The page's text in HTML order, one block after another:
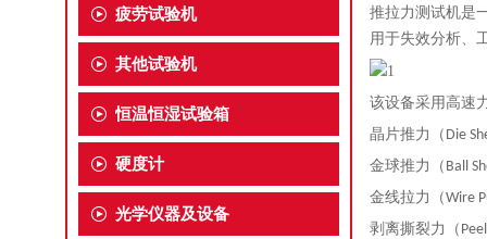
疲劳试验机
其他试验机
恒温恒湿试验箱
硬度计
光学仪器及设备
推拉力测试机是
用于失效分析、
该设备采用高速
晶片推力（Die
金球推力（Ball
金线拉力（Wire
剥离撕裂力（